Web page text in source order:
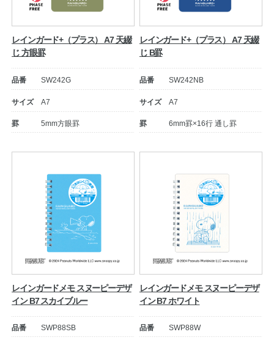
レインガード+（プラス） A7 天綴
じ 方眼罫
品番 SW242G
サイズ A7
罫 5mm方眼罫
レインガード+（プラス） A7 天綴
じ B罫
品番 SW242NB
サイズ A7
罫 6mm罫×16行 通し罫
レインガードメモ スヌーピーデザ
イン B7 スカイブルー
品番 SWP88SB
レインガードメモ スヌーピーデザ
イン B7 ホワイト
品番 SWP88W